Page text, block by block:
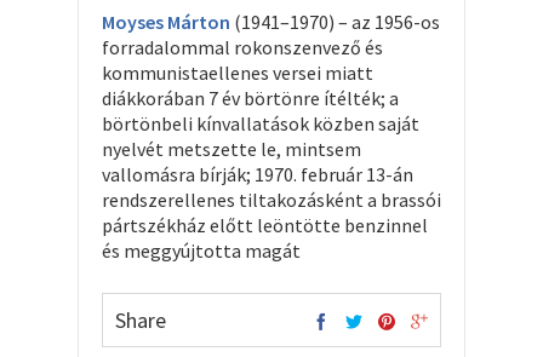
Moyses Márton (1941–1970) – az 1956-os
forradalommal rokonszenvező és
kommunistaellenes versei miatt
diákkorában 7 év börtönre ítélték; a
börtönbeli kínvallatások közben saját
nyelvét metszette le, mintsem
vallomásra bírják; 1970. február 13-án
rendszerellenes tiltakozásként a brassói
pártszékház előtt leöntötte benzinnel
és meggyújtotta magát
Share